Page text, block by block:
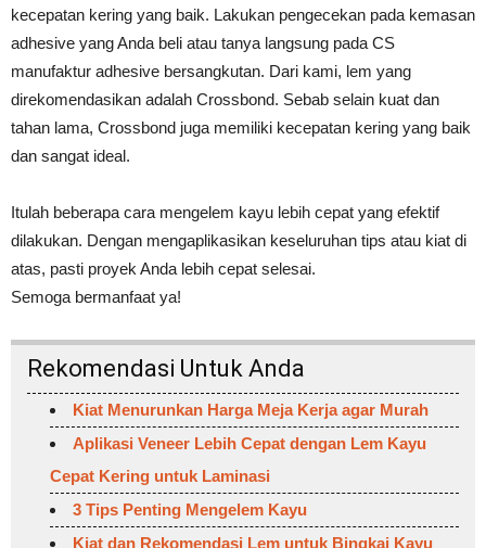
kecepatan kering yang baik. Lakukan pengecekan pada kemasan
adhesive yang Anda beli atau tanya langsung pada CS
manufaktur adhesive bersangkutan. Dari kami, lem yang
direkomendasikan adalah Crossbond. Sebab selain kuat dan
tahan lama, Crossbond juga memiliki kecepatan kering yang baik
dan sangat ideal.
Itulah beberapa cara mengelem kayu lebih cepat yang efektif
dilakukan. Dengan mengaplikasikan keseluruhan tips atau kiat di
atas, pasti proyek Anda lebih cepat selesai.
Semoga bermanfaat ya!
Rekomendasi Untuk Anda
Kiat Menurunkan Harga Meja Kerja agar Murah
Aplikasi Veneer Lebih Cepat dengan Lem Kayu
Cepat Kering untuk Laminasi
3 Tips Penting Mengelem Kayu
Kiat dan Rekomendasi Lem untuk Bingkai Kayu